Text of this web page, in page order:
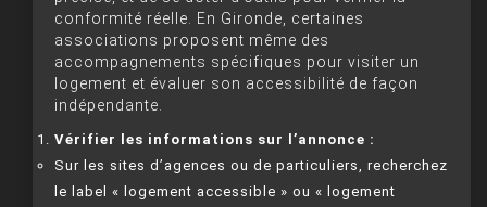
conformité réelle. En Gironde, certaines
associations proposent même des
accompagnements spécifiques pour visiter un
logement et évaluer son accessibilité de façon
indépendante.
Vérifier les informations sur l’annonce :
Sur les sites d’agences ou de particuliers, recherchez
le label « logement accessible » ou « logement